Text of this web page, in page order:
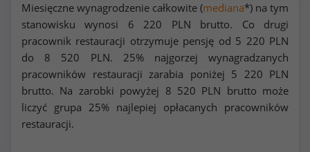
Miesięczne wynagrodzenie całkowite (mediana*) na tym
stanowisku wynosi 6 220 PLN brutto. Co drugi
pracownik restauracji otrzymuje pensję od 5 220 PLN
do 8 520 PLN. 25% najgorzej wynagradzanych
pracowników restauracji zarabia poniżej 5 220 PLN
brutto. Na zarobki powyżej 8 520 PLN brutto może
liczyć grupa 25% najlepiej opłacanych pracowników
restauracji.